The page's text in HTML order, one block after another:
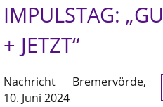
IMPULSTAG:
+ JETZT“
Nachricht
Bremervörde,
10. Juni 2024